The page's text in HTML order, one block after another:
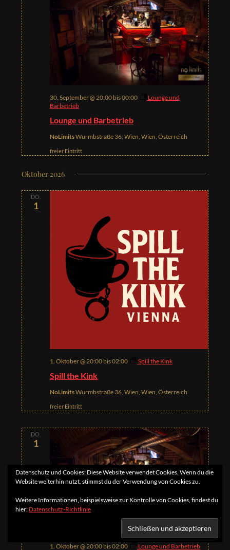
Lounge und Barbetrieb
30. September @ 20:00bis00:00
Lounge und
Barbetrieb
NoLimitsWurmbstraße 36, Wien, Wien, Österreich
freier Eintritt
Oktober 2026
DO.
1
Spill the Kink
1. Oktober @ 20:00bis02:00 Spill the Kink
NoLimitsWurmbstraße 36, Wien, Wien, Österreich
freier Eintritt
DO.
1
1. Oktober @ 20:00bis02:00 Lounge und Barbetrieb
Datenschutz und Cookies: Diese Website verwendet Cookies. Wenn du die
Website weiterhin nutzt, stimmst du der Verwendung von Cookies zu.
Weitere Informationen, beispielsweise zur Kontrolle von Cookies, findest du
hier: Datenschutz-Richtlinie